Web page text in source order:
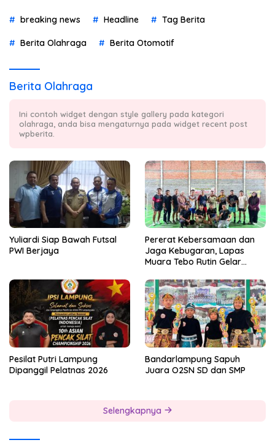
breaking news Headline Tag Berita
Berita Olahraga Berita Otomotif
Berita Olahraga
Ini contoh widget dengan style gallery pada kategori
olahraga, anda bisa mengaturnya pada widget recent post
wpberita.
Yuliardi Siap Bawah Futsal
PWI Berjaya
Pererat Kebersamaan dan
Jaga Kebugaran, Lapas
Muara Tebo Rutin Gelar
Pesilat Putri Lampung
Dipanggil Pelatnas 2026
Bandarlampung Sapuh
Juara O2SN SD dan SMP
Selengkapnya